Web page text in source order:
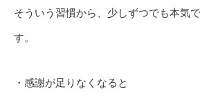
そういう習慣から、少しずつでも本気
す。
・感謝が足りなくなると